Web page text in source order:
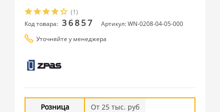
(1)
Код товара: 36857
Артикул: WN-0208-04-05-000
Уточняйте у менеджера
Розница
От 25 тыс. руб